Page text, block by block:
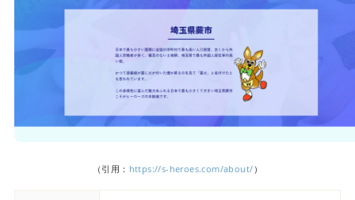
（引用： https://s-heroes.com/about/ ）